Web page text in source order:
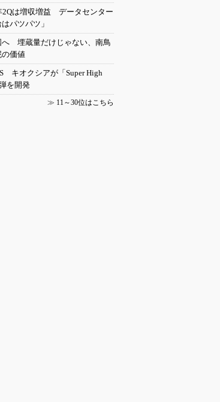
2Qは増収増益 データセンター
パツパツ」
へ 埋蔵量だけじゃない、南鳥
の価値
キオクシアが「Super High
を開発
≫ 11～30位はこちら